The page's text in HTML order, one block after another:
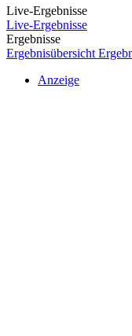
Live-Ergebnisse
Live-Ergebnisse
Ergebnisse
Ergebnisübersicht
Anzeige